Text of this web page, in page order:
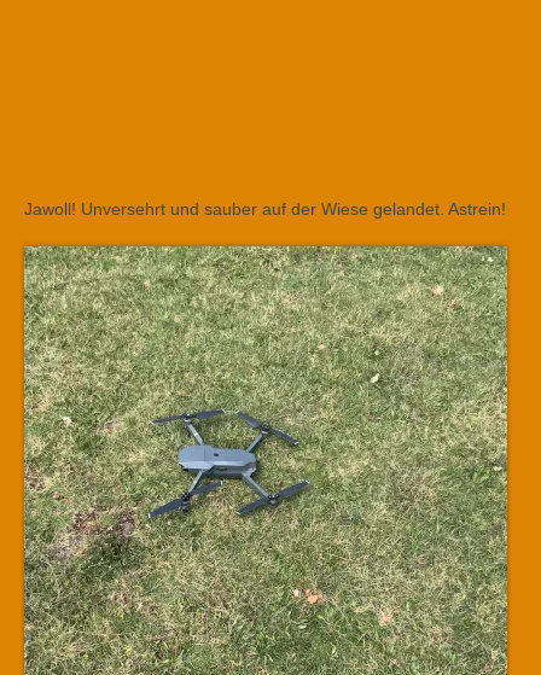
Jawoll! Unversehrt und sauber auf der Wiese gelandet. Astrein!